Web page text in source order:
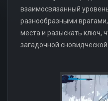
взаимосвязанный
разнообразными
места и разыскать ключ,
загадочной сновидческой